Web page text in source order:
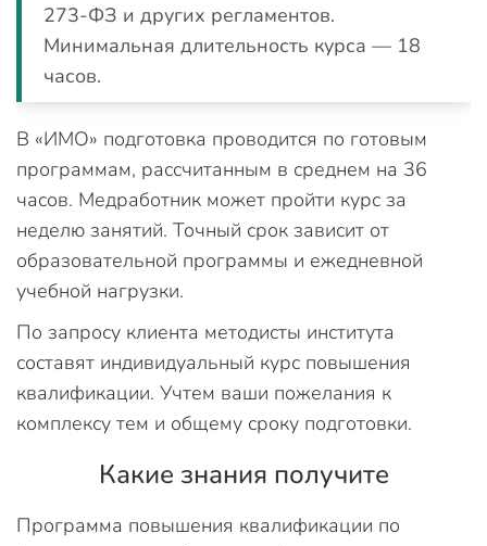
273-ФЗ и других регламентов.
Минимальная длительность курса — 18
часов.
В «ИМО» подготовка проводится по готовым
программам, рассчитанным в среднем на 36
часов. Медработник может пройти курс за
неделю занятий. Точный срок зависит от
образовательной программы и ежедневной
учебной нагрузки.
По запросу клиента методисты института
составят индивидуальный курс повышения
квалификации. Учтем ваши пожелания к
комплексу тем и общему сроку подготовки.
Какие знания получите
Программа повышения квалификации по